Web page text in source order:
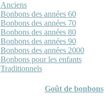
Anciens
Bonbons des années 60
Bonbons des années 70
Bonbons des années 80
Bonbons des années 90
Bonbons des années 2000
Bonbons pour les enfants
Traditionnels
Goût de bonbons